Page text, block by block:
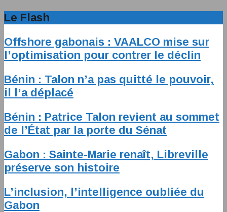
Le Flash
Offshore gabonais : VAALCO mise sur
l’optimisation pour contrer le déclin
Bénin : Talon n’a pas quitté le pouvoir,
il l’a déplacé
Bénin : Patrice Talon revient au sommet
de l’État par la porte du Sénat
Gabon : Sainte-Marie renaît, Libreville
préserve son histoire
L’inclusion, l’intelligence oubliée du
Gabon